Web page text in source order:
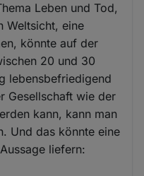
Leben und Tod,
Weltsicht, eine
könnte auf der
20 und 30
lebensbefriedigend
Gesellschaft wie der
kann, kann man
Und das könnte eine
liefern: